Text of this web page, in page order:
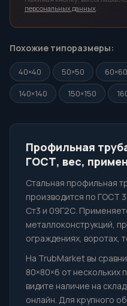
персональных данных.
Похожие типоразмеры:
40×40 50×50 60×60
140×140
150×150
Профильная
ГОСТ, вес,
Стальная профильная
производится по ГОСТ
Ст3 и 09Г2С.
металлоконструкций,
ограждениях, воротах,
На TrubMarket вы
80×80×6 от нескольких
видите наличие на
онлайн. Для крупного